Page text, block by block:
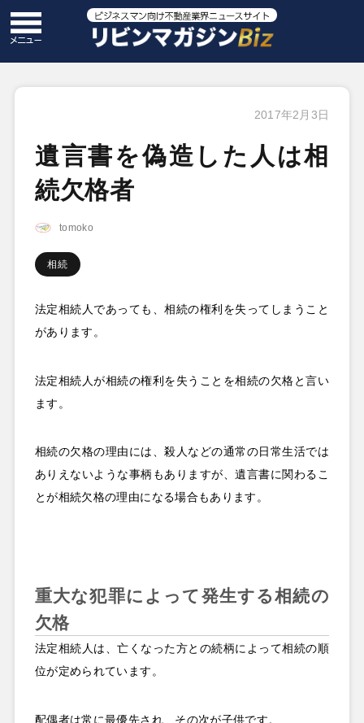
2017年2月3日
遺言書を偽造した人は相
続欠格者
tomoko
相続
法定相続人であっても、相続の権利を失ってしまうこと
があります。
法定相続人が相続の権利を失うことを相続の欠格と言い
ます。
相続の欠格の理由には、殺人などの通常の日常生活では
ありえないような事柄もありますが、遺言書に関わるこ
とが相続欠格の理由になる場合もあります。
重大な犯罪によって発生する相続の
欠格
法定相続人は、亡くなった方との続柄によって相続の順
位が定められています。
配偶者は常に最優先され、その次が子供です。